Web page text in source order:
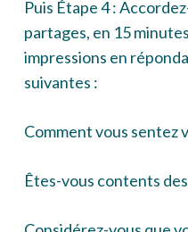
Puis Étape 4 :
partages, en 15
impressions en
suivantes :
Comment vous sentez
Êtes-vous contents